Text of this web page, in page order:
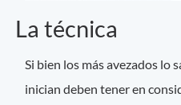
La técnica
Si bien los más avezados lo
inician deben tener en